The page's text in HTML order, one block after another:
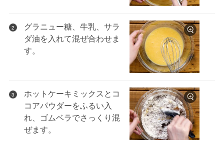
2
グラニュー糖、牛乳、サラ
ダ油を入れて混ぜ合わせま
す。
3
ホットケーキミックスとコ
コアパウダーをふるい入
れ、ゴムベラでさっくり混
ぜます。